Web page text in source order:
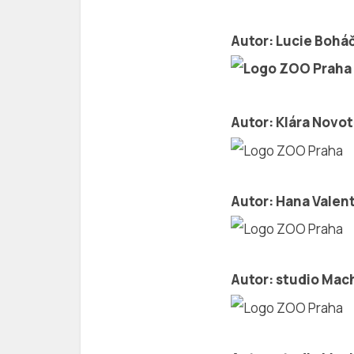
Autor: Lucie
Autor: Klára
Autor: Hana
Autor: studio